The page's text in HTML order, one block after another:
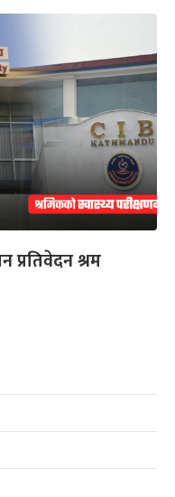
प्रतिवेदन श्रम